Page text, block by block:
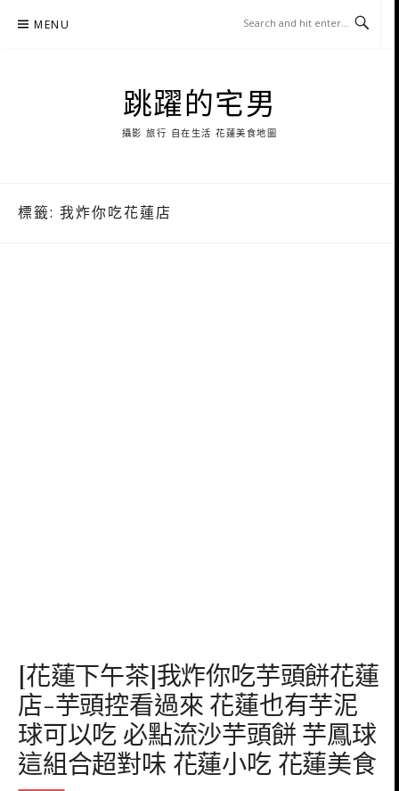
MENU
跳躍的宅男
攝影 旅行 自在生活 花蓮美食地圖
標籤: 我炸你吃花蓮店
[花蓮下午茶]我炸你吃芋頭餅花蓮
店-芋頭控看過來 花蓮也有芋泥
球可以吃 必點流沙芋頭餅 芋鳳球
這組合超對味 花蓮小吃 花蓮美食